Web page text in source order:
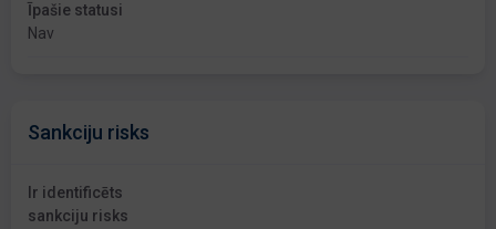
Īpašie statusi
Nav
Sankciju risks
Ir identificēts
sankciju risks